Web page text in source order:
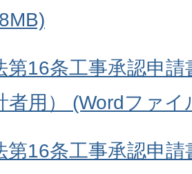
第16条工事承認申
者用） (Wordファ
第16条工事承認申